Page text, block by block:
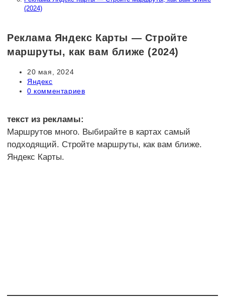
(2024)
Реклама Яндекс Карты — Стройте
маршруты, как вам ближе (2024)
Запись
опубликована:
20 мая, 2024
Рубрика
записи:
Яндекс
Комментарии
0 комментариев
текст из рекламы:
Маршрутов много. Выбирайте в картах самый
подходящий. Стройте маршруты, как вам ближе.
Яндекс Карты.